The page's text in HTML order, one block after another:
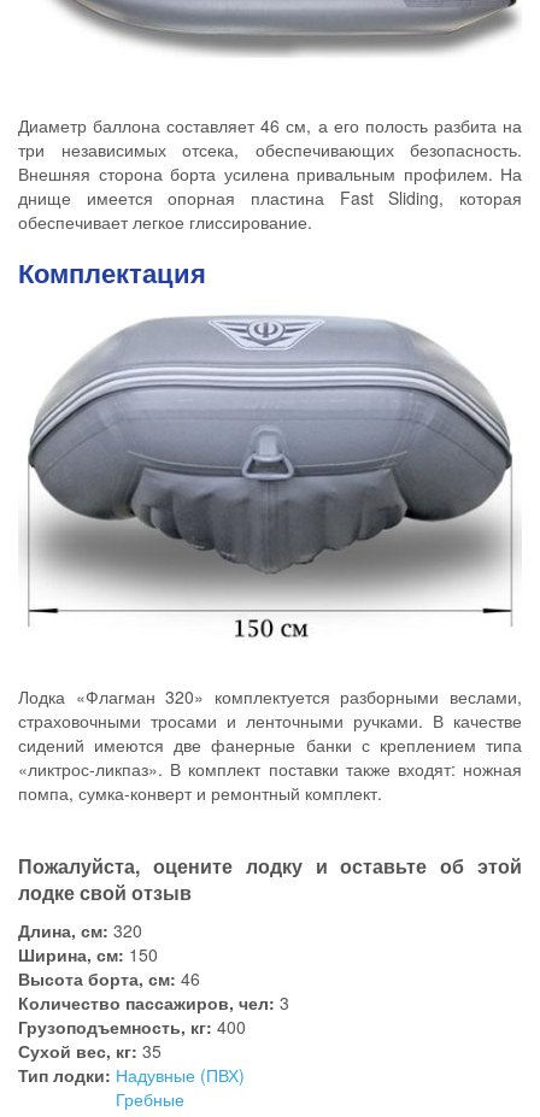
Диаметр баллона составляет 46 см, а его полость разбита на
три независимых отсека, обеспечивающих безопасность.
Внешняя сторона борта усилена привальным профилем. На
днище имеется опорная пластина Fast Sliding, которая
обеспечивает легкое глиссирование.
Комплектация
Лодка «Флагман 320» комплектуется разборными веслами,
страховочными тросами и ленточными ручками. В качестве
сидений имеются две фанерные банки с креплением типа
«ликтрос-ликпаз». В комплект поставки также входят: ножная
помпа, сумка-конверт и ремонтный комплект.
Пожалуйста, оцените лодку и оставьте об этой
лодке свой отзыв
Длина, см: 320
Ширина, см: 150
Высота борта, см: 46
Количество пассажиров, чел: 3
Грузоподъемность, кг: 400
Сухой вес, кг: 35
Тип лодки: Надувные (ПВХ)
Гребные